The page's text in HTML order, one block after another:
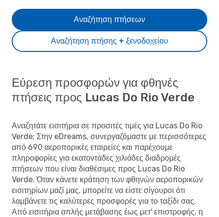
Αναζήτηση πτήσης + ξενοδοχείου
Αναζήτηση πτήσεων
Εύρεση προσφορών για φθηνές
πτήσεις προς Lucas Do Rio Verde
Αναζητάτε εισιτήρια σε προσιτές τιμές για Lucas Do Rio
Verde; Στην eDreams, συνεργαζόμαστε με περισσότερες
από 690 αεροπορικές εταιρείες και παρέχουμε
πληροφορίες για εκατοντάδες χιλιάδες διαδρομές
πτήσεων που είναι διαθέσιμες προς Lucas Do Rio
Verde. Όταν κάνετε κράτηση των φθηνών αεροπορικών
εισιτηρίων μαζί μας, μπορείτε να είστε σίγουροι ότι
λαμβάνετε τις καλύτερες προσφορές για το ταξίδι σας.
Από εισιτήρια απλής μετάβασης έως μετ' επιστροφής, η